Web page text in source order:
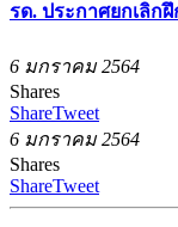
รด. ประกาศยกเลิกฝึ
6 มกราคม 2564
Shares
ShareTweet
6 มกราคม 2564
Shares
ShareTweet